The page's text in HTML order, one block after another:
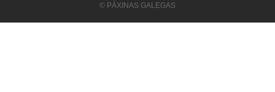
© PÁXINAS GALEGAS